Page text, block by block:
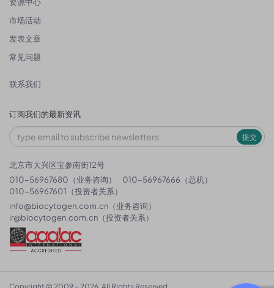
市场活动
发表文章
常见问题
联系我们
订阅我们的最新资讯
提交
北京市大兴区宝参南街12号
010-56967680（业务咨询）
010-56967666（总机）
010-56967601（投资者关系）
info@biocytogen.com.cn （业务咨询）
ir@biocytogen.com.cn （投资者关系）